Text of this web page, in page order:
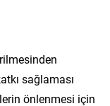
sağlaması
önlenmesi için